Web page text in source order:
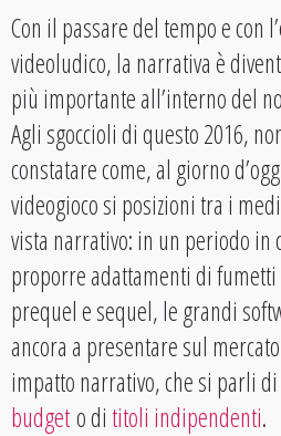
Con il passare del tempo e con
videoludico, la narrativa è
più importante all’interno del
Agli sgoccioli di questo 2016,
constatare come, al giorno
videogioco si posizioni tra i
vista narrativo: in un periodo in
proporre adattamenti di
prequel e sequel, le grandi
ancora a presentare sul
impatto narrativo, che si parli
budgeto dititoli indipendenti.